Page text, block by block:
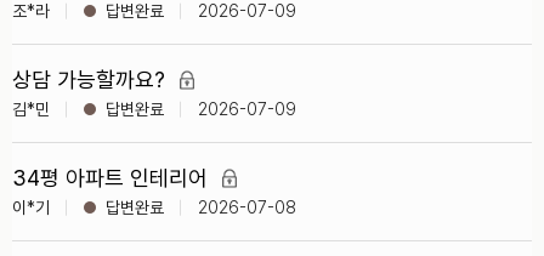
조*라 2026-07-09
상담 가능할까요?
김*민 2026-07-09
34평 아파트 인테리어
이*기 2026-07-08